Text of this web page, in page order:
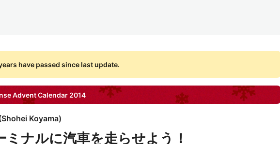
have passed since last update.
Advent Calendar 2014
Shohei Koyama)
ミナルに汽車を走らせよう！